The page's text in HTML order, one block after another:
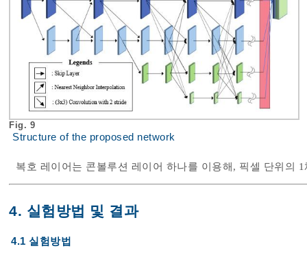
Fig. 9
Structure of the proposed network
복호 레이어는 콘볼루션 레이어 하나를 이용해, 픽셀 단위의
4. 실험방법 및 결과
4.1 실험방법